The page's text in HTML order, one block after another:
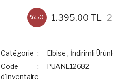
%50 1.395,00 TL
Catégorie Elbise , İndirimli
Code
d'inventaire
PUANE12682